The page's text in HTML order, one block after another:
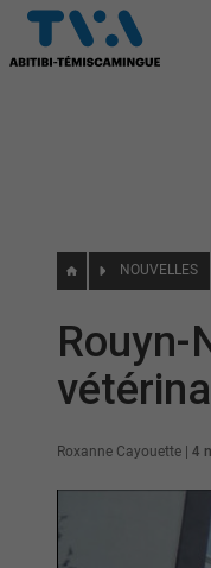
NOUVELLES
Rouyn-
Roxanne Cayouette 4